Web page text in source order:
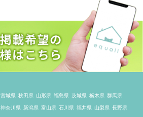
宮城県 秋田県 山形県 福島県 茨城県 栃木県 群馬県
神奈川県 新潟県 富山県 石川県 福井県 山梨県 長野県